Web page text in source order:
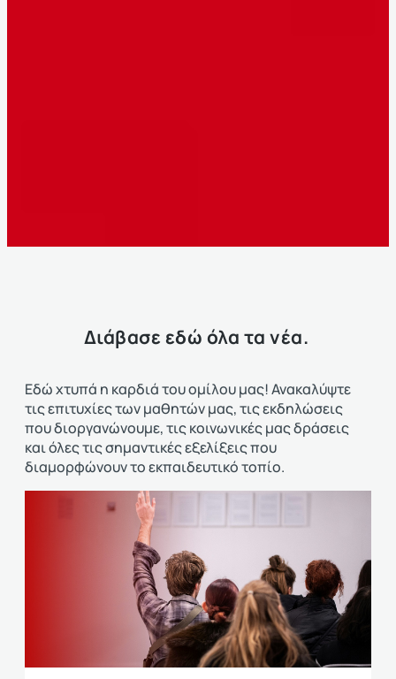
Διάβασε εδώ όλα τα νέα.
Εδώ χτυπά η καρδιά του ομίλου μας! Ανακαλύψτε
τις επιτυχίες των μαθητών μας, τις εκδηλώσεις
που διοργανώνουμε, τις κοινωνικές μας δράσεις
και όλες τις σημαντικές εξελίξεις που
διαμορφώνουν το εκπαιδευτικό τοπίο.